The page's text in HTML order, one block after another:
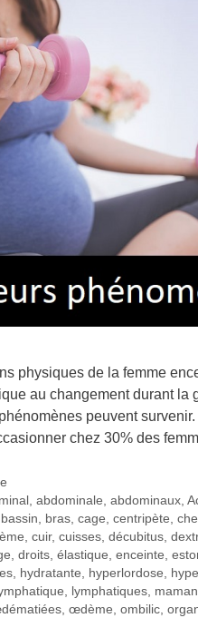
physiques de la femme
au changement durant
peuvent
chez 30% des
,abdominale ,abdominaux ,
bassin bras cage centripète
cuir, cuisses décubitus
droits élastique enceinte
hydratante hyperlordose
lymphatiques maman
œdème ombilic